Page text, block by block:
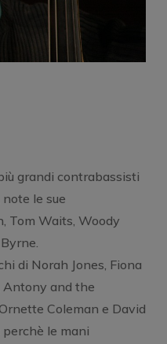
grandi contrabassisti
le sue
Tom Waits, Woody
di Norah Jones, Fiona
Antony and the
Coleman e David
le mani